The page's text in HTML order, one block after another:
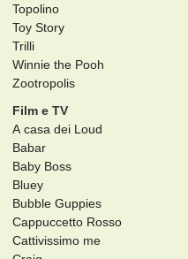
Topolino
Toy Story
Trilli
Winnie the Pooh
Zootropolis
Film e TV
A casa dei Loud
Babar
Baby Boss
Bluey
Bubble Guppies
Cappuccetto Rosso
Cattivissimo me